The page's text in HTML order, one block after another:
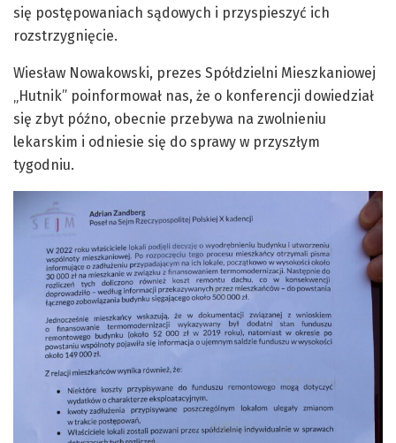
się postępowaniach sądowych i przyspieszyć ich
rozstrzygnięcie.
Wiesław Nowakowski, prezes Spółdzielni Mieszkaniowej
„Hutnik” poinformował nas, że o konferencji dowiedział
się zbyt późno, obecnie przebywa na zwolnieniu
lekarskim i odniesie się do sprawy w przyszłym
tygodniu.